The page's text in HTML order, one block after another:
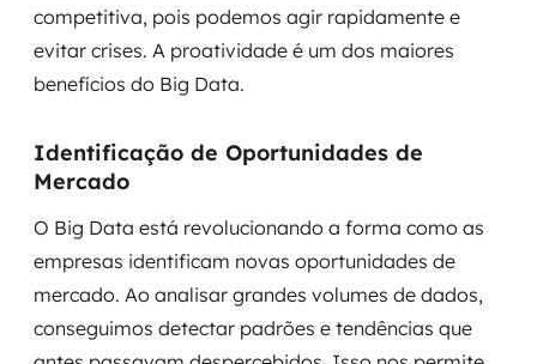
competitiva, pois podemos agir rapidamente e
evitar crises. A proatividade é um dos maiores
benefícios do Big Data.
Identificação de Oportunidades de
Mercado
O Big Data está revolucionando a forma como as
empresas identificam novas oportunidades de
mercado. Ao analisar grandes volumes de dados,
conseguimos detectar padrões e tendências que